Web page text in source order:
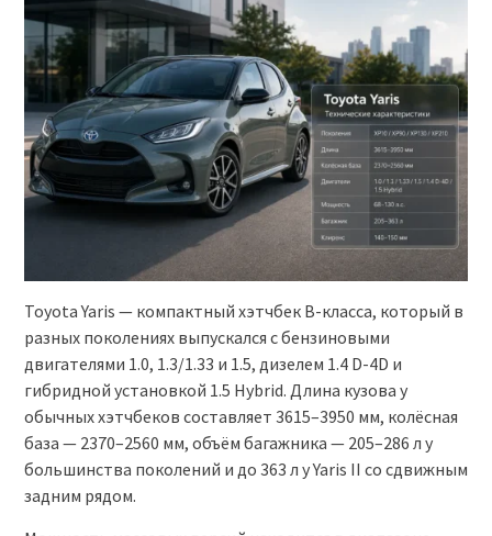
Toyota Yaris — компактный хэтчбек B-класса, который в
разных поколениях выпускался с бензиновыми
двигателями 1.0, 1.3/1.33 и 1.5, дизелем 1.4 D-4D и
гибридной установкой 1.5 Hybrid. Длина кузова у
обычных хэтчбеков составляет 3615–3950 мм, колёсная
база — 2370–2560 мм, объём багажника — 205–286 л у
большинства поколений и до 363 л у Yaris II со сдвижным
задним рядом.